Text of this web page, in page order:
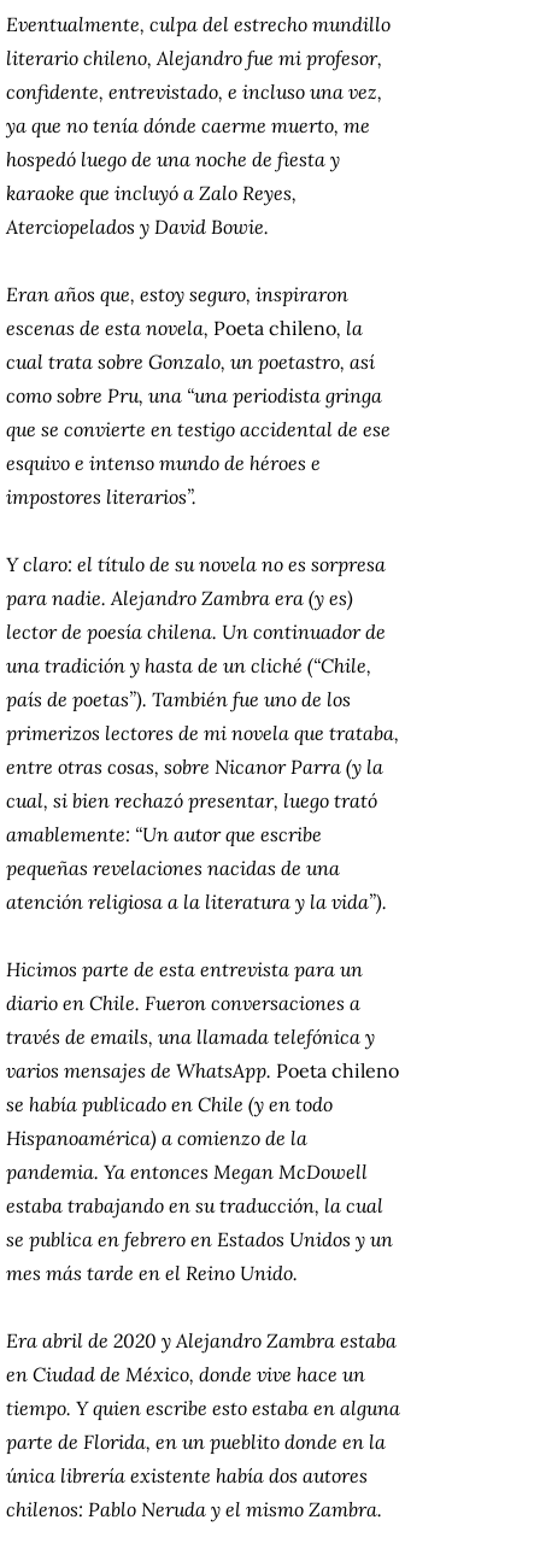
Eventualmente, culpa del estrecho mundillo
literario chileno, Alejandro fue mi profesor,
confidente, entrevistado, e incluso una vez,
ya que no tenía dónde caerme muerto, me
hospedó luego de una noche de fiesta y
karaoke que incluyó a Zalo Reyes,
Aterciopelados y David Bowie.
Eran años que, estoy seguro, inspiraron
escenas de esta novela, Poeta chileno, la
cual trata sobre Gonzalo, un poetastro, así
como sobre Pru, una “una periodista gringa
que se convierte en testigo accidental de ese
esquivo e intenso mundo de héroes e
impostores literarios”.
Y claro: el título de su novela no es sorpresa
para nadie. Alejandro Zambra era (y es)
lector de poesía chilena. Un continuador de
una tradición y hasta de un cliché (“Chile,
país de poetas”). También fue uno de los
primerizos lectores de mi novela que trataba,
entre otras cosas, sobre Nicanor Parra (y la
cual, si bien rechazó presentar, luego trató
amablemente: “Un autor que escribe
pequeñas revelaciones nacidas de una
atención religiosa a la literatura y la vida”).
Hicimos parte de esta entrevista para un
diario en Chile. Fueron conversaciones a
través de emails, una llamada telefónica y
varios mensajes de WhatsApp. Poeta chileno
se había publicado en Chile (y en todo
Hispanoamérica) a comienzo de la
pandemia. Ya entonces Megan McDowell
estaba trabajando en su traducción, la cual
se publica en febrero en Estados Unidos y un
mes más tarde en el Reino Unido.
Era abril de 2020 y Alejandro Zambra estaba
en Ciudad de México, donde vive hace un
tiempo. Y quien escribe esto estaba en alguna
parte de Florida, en un pueblito donde en la
única librería existente había dos autores
chilenos: Pablo Neruda y el mismo Zambra.